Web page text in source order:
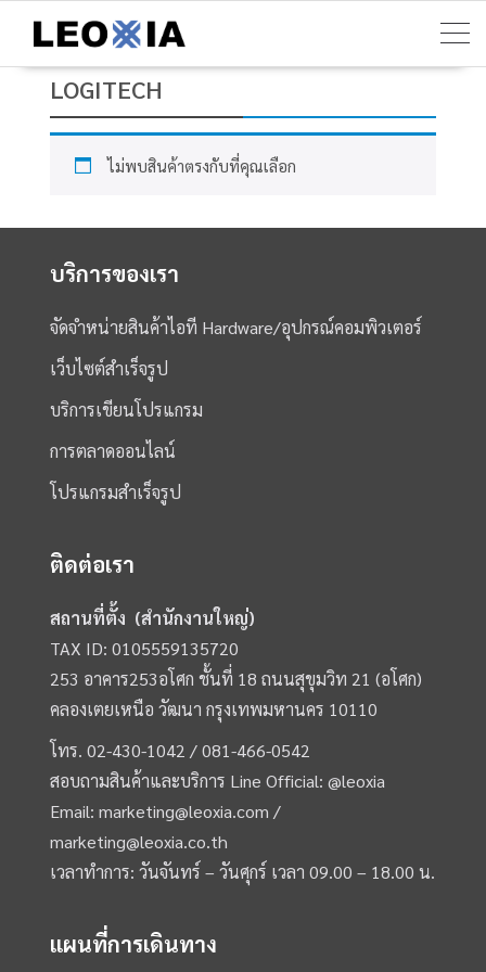
content
LOGITECH
ไม่พบสินค้าตรงกับที่คุณเลือก
บริการของเรา
จัดจำหน่ายสินค้าไอที Hardware/อุปกรณ์คอมพิวเตอร์
เว็บไซต์สำเร็จรูป
บริการเขียนโปรแกรม
การตลาดออนไลน์
โปรแกรมสำเร็จรูป
ติดต่อเรา
สถานที่ตั้ง (สำนักงานใหญ่)
TAX ID: 0105559135720
253 อาคาร253อโศก ชั้นที่ 18 ถนนสุขุมวิท 21 (อโศก)
คลองเตยเหนือ วัฒนา กรุงเทพมหานคร 10110
โทร.02-430-1042 /081-466-0542
สอบถามสินค้าและบริการ Line Official:@leoxia
Email:marketing@leoxia.com /
marketing@leoxia.co.th
เวลาทำการ: วันจันทร์ – วันศุกร์ เวลา 09.00 – 18.00 น.
แผนที่การเดินทาง